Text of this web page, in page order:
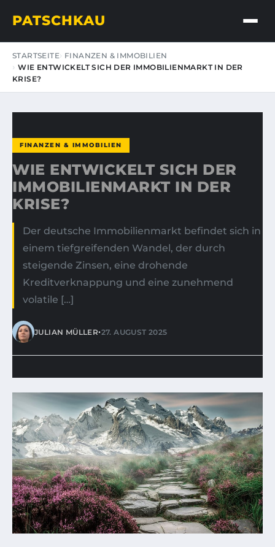
PATSCHKAU
STARTSEITE FINANZEN & IMMOBILIEN
WIE ENTWICKELT SICH DER IMMOBILIENMARKT IN DER
KRISE?
FINANZEN & IMMOBILIEN
WIE ENTWICKELT SICH DER
IMMOBILIENMARKT IN DER
KRISE?
Der deutsche Immobilienmarkt befindet sich in
einem tiefgreifenden Wandel, der durch
steigende Zinsen, eine drohende
Kreditverknappung und eine zunehmend
volatile […]
JULIAN MÜLLER•27. AUGUST 2025